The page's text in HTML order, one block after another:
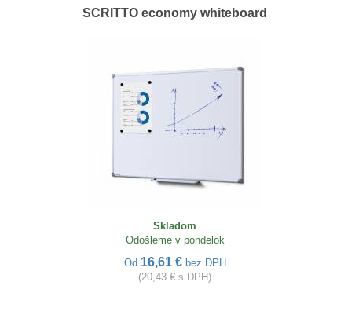
SCRITTO economy whiteboard
Skladom
Odošleme v pondelok
Od 16,61 € bez DPH
(20,43 € s DPH)